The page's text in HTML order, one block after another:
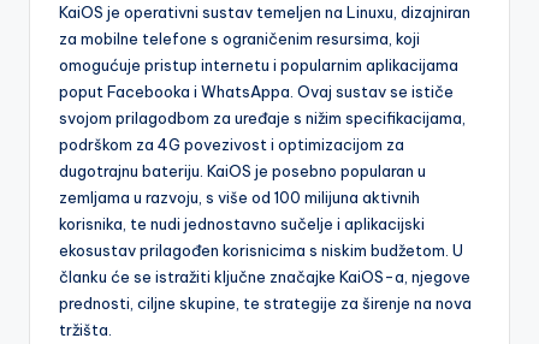
KaiOS je operativni sustav temeljen na Linuxu, dizajniran
za mobilne telefone s ograničenim resursima, koji
omogućuje pristup internetu i popularnim aplikacijama
poput Facebooka i WhatsAppa. Ovaj sustav se ističe
svojom prilagodbom za uređaje s nižim specifikacijama,
podrškom za 4G povezivost i optimizacijom za
dugotrajnu bateriju. KaiOS je posebno popularan u
zemljama u razvoju, s više od 100 milijuna aktivnih
korisnika, te nudi jednostavno sučelje i aplikacijski
ekosustav prilagođen korisnicima s niskim budžetom. U
članku će se istražiti ključne značajke KaiOS-a, njegove
prednosti, ciljne skupine, te strategije za širenje na nova
tržišta.